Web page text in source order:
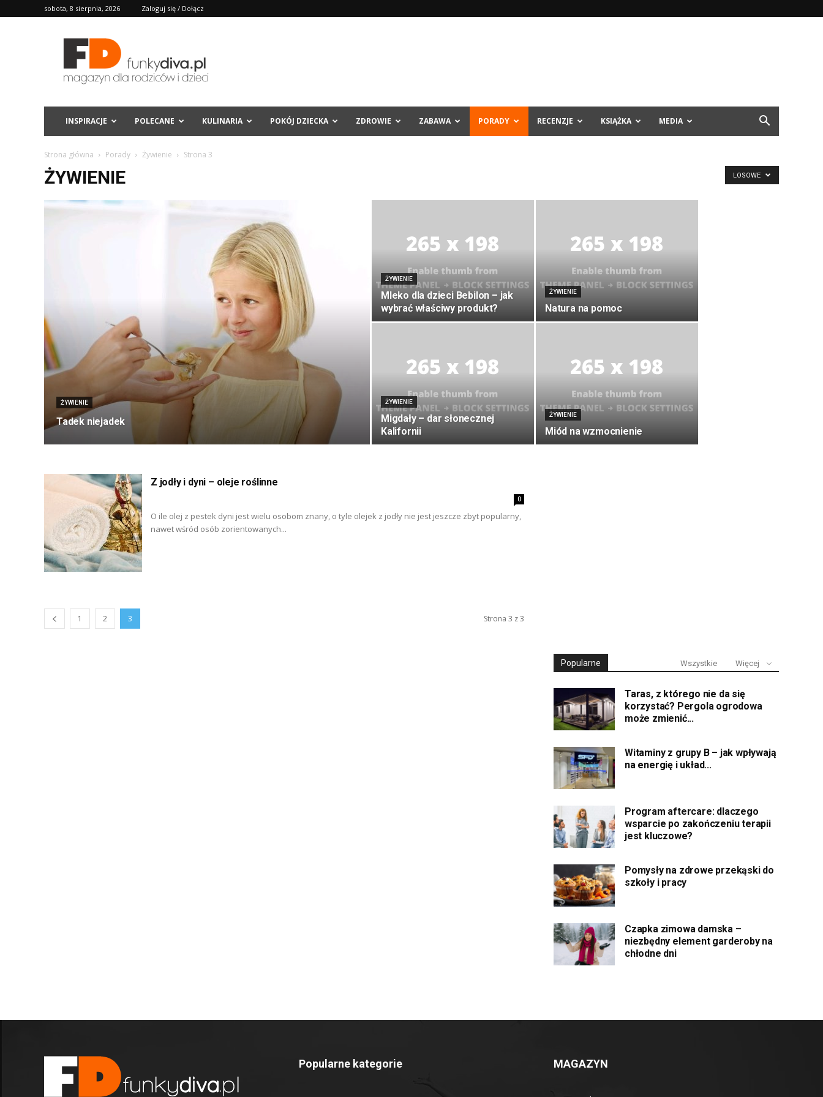
sobota, 8 sierpnia, 2026 Zaloguj się / Dołącz
FD
INSPIRACJE POLECANE KULINARIA POKÓJ DZIECKA ZDROWIE ZABAWA PORADY RECENZJE KSIĄŻKA MEDIA
Strona główna Porady Żywienie Strona 3
ŻYWIENIE LOSOWE
ŻYWIENIE
Tadek niejadek
ŻYWIENIE
Mleko dla dzieci Bebilon – jak
wybrać właściwy produkt?
ŻYWIENIE
Natura na pomoc
ŻYWIENIE
Migdały – dar słonecznej
Kalifornii
ŻYWIENIE
Miód na wzmocnienie
Z jodły i dyni – oleje roślinne
0
O ile olej z pestek dyni jest wielu osobom znany, o tyle olejek z jodły nie jest jeszcze zbyt popularny,
nawet wśród osób zorientowanych...
1 2 3 Strona 3 z 3
Popularne Wszystkie Więcej
Taras, z którego nie da się
korzystać? Pergola ogrodowa
może zmienić...
Witaminy z grupy B – jak wpływają
na energię i układ...
Program aftercare: dlaczego
wsparcie po zakończeniu terapii
jest kluczowe?
Pomysły na zdrowe przekąski do
szkoły i pracy
Czapka zimowa damska –
niezbędny element garderoby na
chłodne dni
Popularne kategorie MAGAZYN